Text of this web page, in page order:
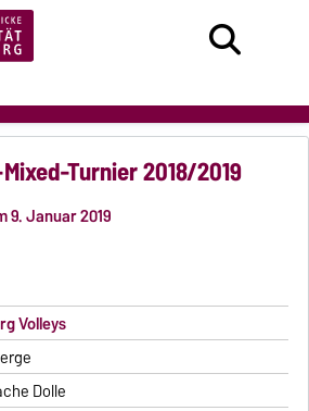
Turnier 2018/2019
9. Januar 2019
Volleys
Dolle